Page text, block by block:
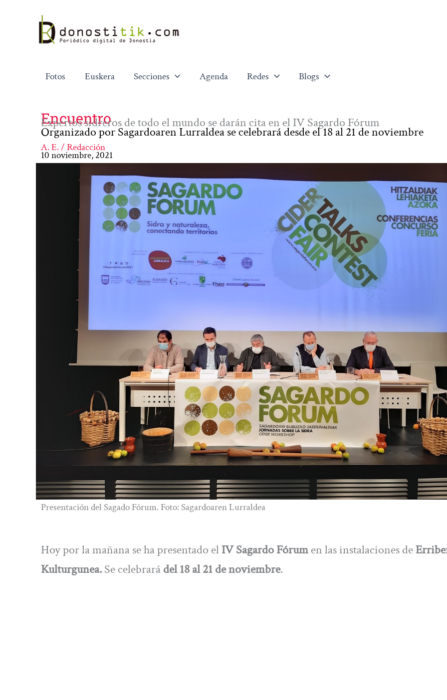
contenido
Fotos Euskera Secciones Agenda Redes Blogs
Encuentro
Expertos sidreros de todo el mundo se darán cita en el IV Sagardo Fórum
Organizado por Sagardoaren Lurraldea se celebrará desde el 18 al 21 de noviembre
A. E. / Redacción
10 noviembre, 2021
Presentación del Sagado Fórum. Foto: Sagardoaren Lurraldea
Hoy por la mañana se ha presentado elIV Sagardo Fórumen las instalaciones de
Kulturgunea.Se celebrarádel 18 al 21 de noviembre.